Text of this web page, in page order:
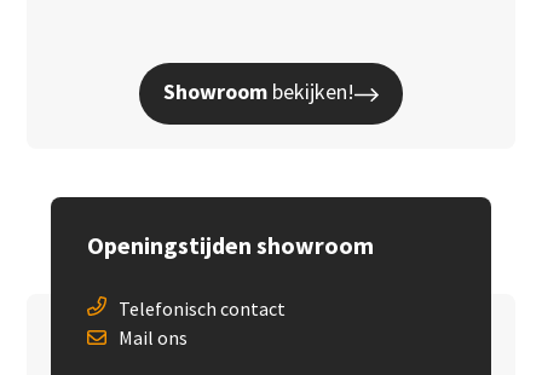
Showroom bekijken!
Openingstijden showroom
Telefonisch contact
Mail ons